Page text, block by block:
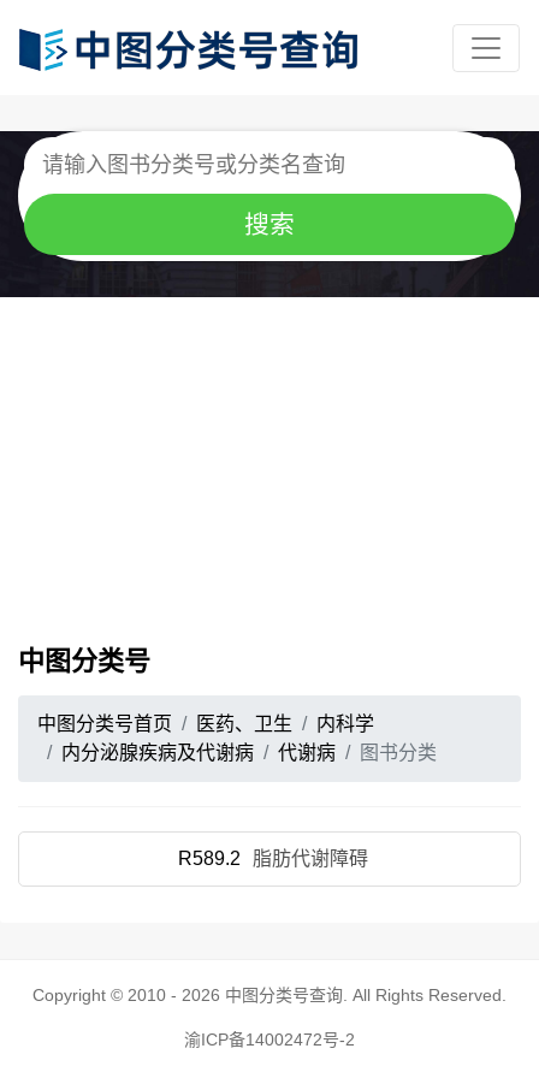
中图分类号
中图分类号首页 医药、卫生
内科学
内分泌腺疾病及代谢病
代谢病 图书分类
R589.2 脂肪代谢障碍
Copyright © 2010 - 2026 中图分类号查询 . All Rights Reserved.
渝ICP备14002472号-2